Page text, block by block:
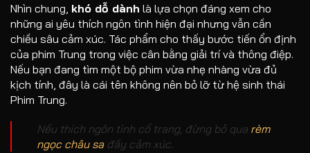
Nhìn chung, khó dỗ dành là lựa chọn đáng xem cho
những ai yêu thích ngôn tình hiện đại nhưng vẫn cần
chiều sâu cảm xúc. Tác phẩm cho thấy bước tiến ổn định
của phim Trung trong việc cân bằng giải trí và thông điệp.
Nếu bạn đang tìm một bộ phim vừa nhẹ nhàng vừa đủ
kịch tính, đây là cái tên không nên bỏ lỡ từ hệ sinh thái
Phim Trung.
Nếu thích ngôn tình cổ trang, đừng bỏ qua rèm
ngọc châu sađầy cảm xúc.